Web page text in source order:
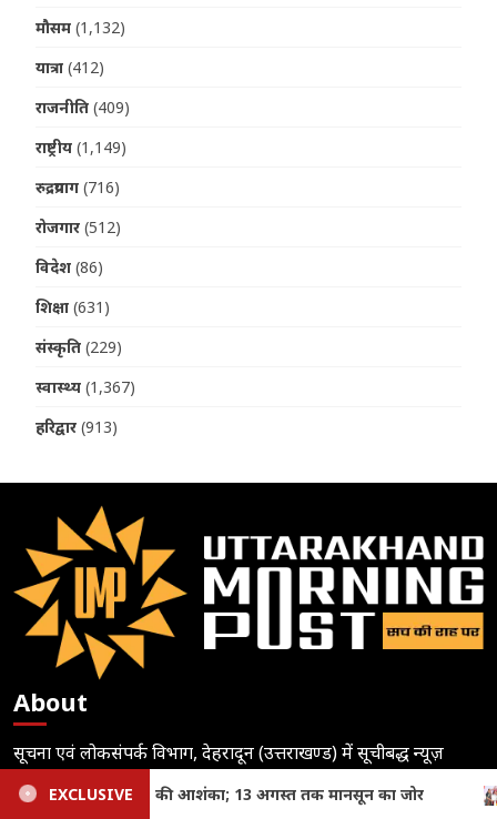
मौसम (1,132)
यात्रा (412)
राजनीति (409)
राष्ट्रीय (1,149)
रुद्रप्रयाग (716)
रोजगार (512)
विदेश (86)
शिक्षा (631)
संस्कृति (229)
स्वास्थ्य (1,367)
हरिद्वार (913)
About
सूचना एवं लोकसंपर्क विभाग, देहरादून (उत्तराखण्ड) में सूचीबद्ध न्यूज़
पोर्टल उत्तराखंड मॉर्निंग पोस्ट डॉट कॉम न्यूज़ पोर्टल का मुख्य उद्देश्य देवभूमि
उत्तराखंड की सत्य की कसौटी पर शत प्रतिशत खरी एवं प्रमाणिक खबरों से
EXCLUSIVEUttarakhand: तीलू रौतेली और आंगनबाड़ी पुरस्कार से